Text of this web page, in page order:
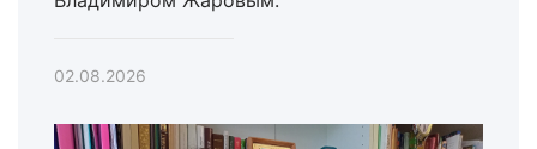
02.08.2026